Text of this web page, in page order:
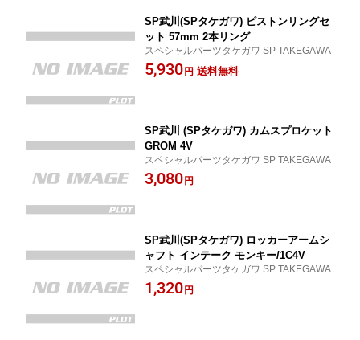
SP武川(SPタケガワ) ピストンリングセ
ット 57mm 2本リング
スペシャルパーツタケガワ SP TAKEGAWA
5,930円 送料無料
SP武川 (SPタケガワ) カムスプロケット
GROM 4V
スペシャルパーツタケガワ SP TAKEGAWA
3,080円
SP武川(SPタケガワ) ロッカーアームシ
ャフト インテーク モンキー/1C4V
スペシャルパーツタケガワ SP TAKEGAWA
1,320円